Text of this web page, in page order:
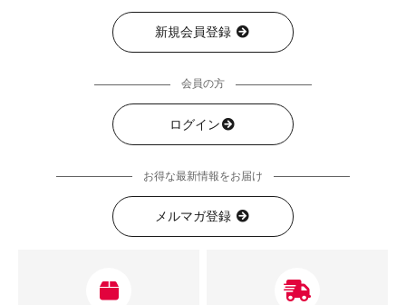
新規会員登録
会員の方
ログイン
お得な最新情報をお届け
メルマガ登録